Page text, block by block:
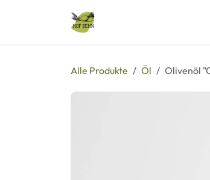
Alle Produkte Öl Olivenöl